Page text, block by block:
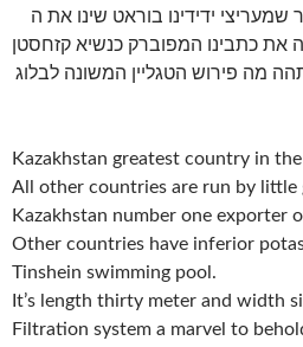
ידידינו בוראט שינו את ה
את כתבינו המפוברק כנשיא קזחסטן
מה פירוש הטגליין המשונה לבלוג
Kazakhstan greatest country in
All other countries are run by little
Kazakhstan number one exporter
Other countries have inferior
Tinshein swimming pool.
It’s length thirty meter and width
Filtration system a marvel to